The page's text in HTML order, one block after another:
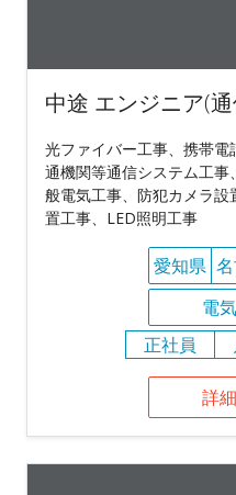
中途 エンジニア(
光ファイバー工事、携帯
通機関等通信システム工
般電気工事、防犯カメラ
置工事、LED照明工事
愛知県
電
正社員
詳